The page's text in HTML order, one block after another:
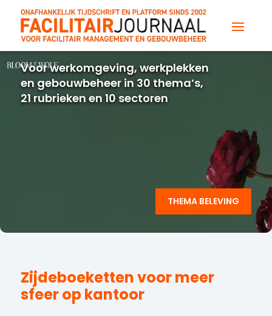
Voor werkomgeving, werkplekken
en gebouwbeheer in 30 thema’s,
21 rubrieken en 10 sectoren
THEMA BELEVING
Zijdeboeketten voor meer
sfeer op kantoor